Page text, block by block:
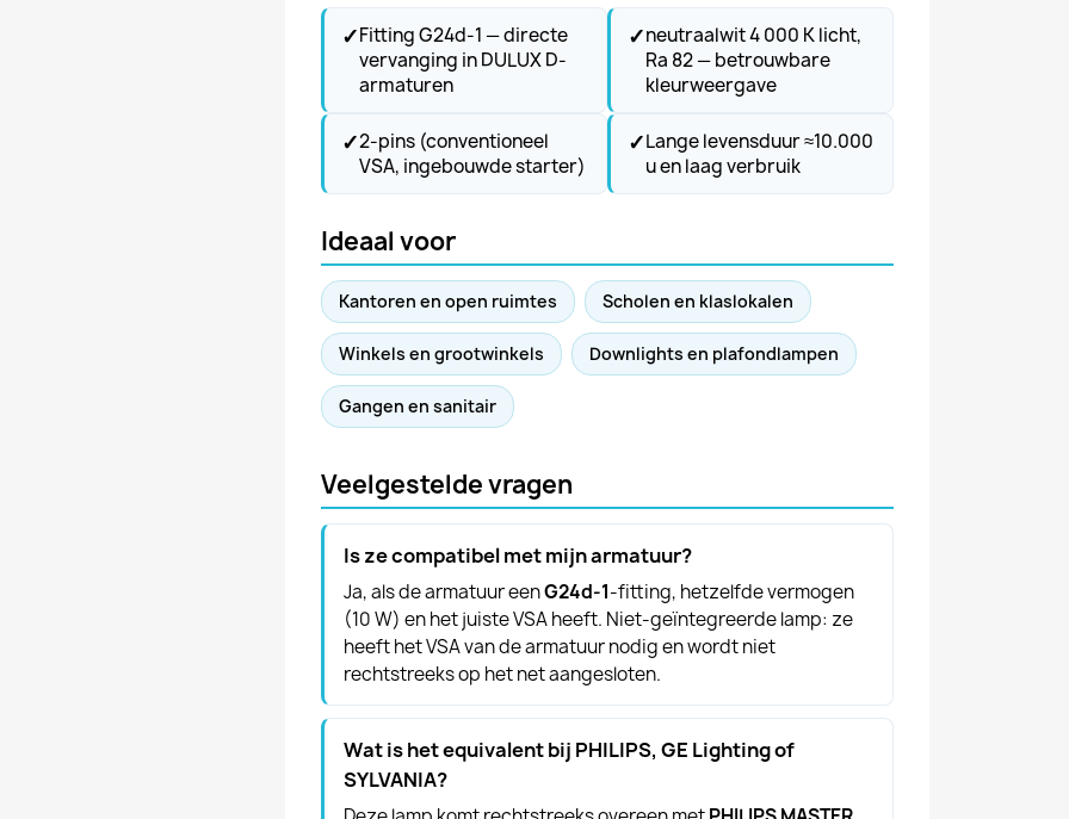
✓Fitting G24d-1 — directe
vervanging in DULUX D-
armaturen
✓neutraalwit 4 000 K licht,
Ra 82 — betrouwbare
kleurweergave
✓2-pins (conventioneel
VSA, ingebouwde starter)
✓Lange levensduur ≈10.000
u en laag verbruik
Ideaal voor
Kantoren en open ruimtes Scholen en klaslokalen
Winkels en grootwinkels Downlights en plafondlampen
Gangen en sanitair
Veelgestelde vragen
Is ze compatibel met mijn armatuur?
Ja, als de armatuur eenG24d-1-fitting, hetzelfde vermogen
(10 W) en het juiste VSA heeft. Niet-geïntegreerde lamp: ze
heeft het VSA van de armatuur nodig en wordt niet
rechtstreeks op het net aangesloten.
Wat is het equivalent bij PHILIPS, GE Lighting of
SYLVANIA?